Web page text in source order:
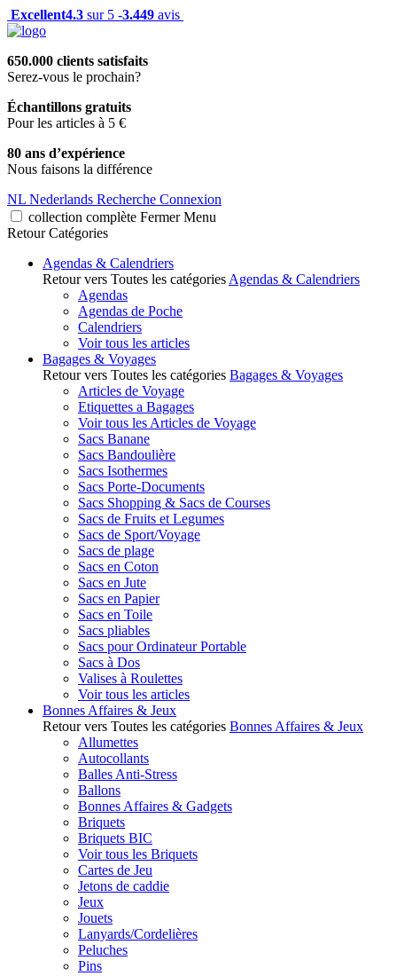
Excellent4.3 sur 5 -3.449 avis
650.000 clients satisfaits
Serez-vous le prochain?
Échantillons gratuits
Pour les articles à 5 €
80 ans d’expérience
Nous faisons la différence
NL Nederlands Recherche Connexion
collection complète Fermer Menu
Retour Catégories
Agendas & Calendriers
Retour vers Toutes les catégories Agendas & Calendriers
Agendas
Agendas de Poche
Calendriers
Voir tous les articles
Bagages & Voyages
Retour vers Toutes les catégories Bagages & Voyages
Articles de Voyage
Etiquettes a Bagages
Voir tous les Articles de Voyage
Sacs Banane
Sacs Bandoulière
Sacs Isothermes
Sacs Porte-Documents
Sacs Shopping & Sacs de Courses
Sacs de Fruits et Legumes
Sacs de Sport/Voyage
Sacs de plage
Sacs en Coton
Sacs en Jute
Sacs en Papier
Sacs en Toile
Sacs pliables
Sacs pour Ordinateur Portable
Sacs à Dos
Valises à Roulettes
Voir tous les articles
Bonnes Affaires & Jeux
Retour vers Toutes les catégories Bonnes Affaires & Jeux
Allumettes
Autocollants
Balles Anti-Stress
Ballons
Bonnes Affaires & Gadgets
Briquets
Briquets BIC
Voir tous les Briquets
Cartes de Jeu
Jetons de caddie
Jeux
Jouets
Lanyards/Cordelières
Peluches
Pins